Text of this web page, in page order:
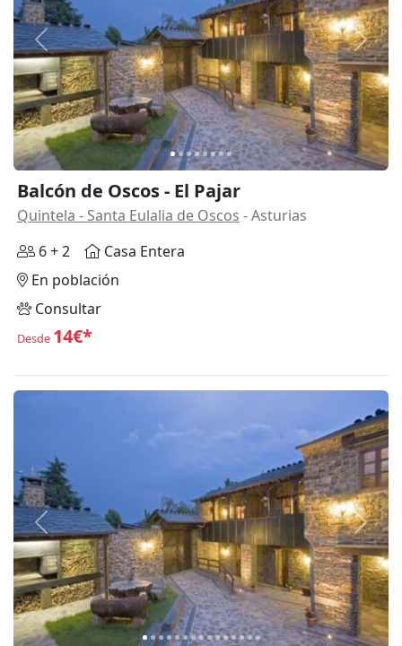
Anterior
Balcón de Oscos - El Pajar
Quintela - Santa Eulalia de Oscos - Asturias
6 + 2
Casa Entera
En población
Consultar
Desde 14€*
Anterior